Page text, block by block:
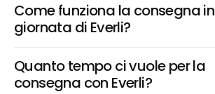
Come funziona la consegna in
giornata di Everli?
Quanto tempo ci vuole per la
consegna con Everli?